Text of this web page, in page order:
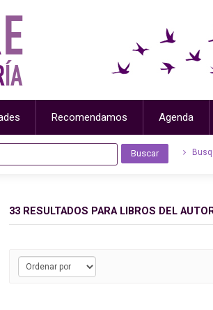
Recomendamos Agenda
33 RESULTADOS PARA LIBROS DEL